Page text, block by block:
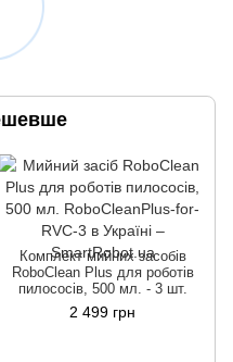
Комплект мийних засобів
RoboClean Plus для роботів
пилососів, 500 мл. - 3 шт.
2 499 грн